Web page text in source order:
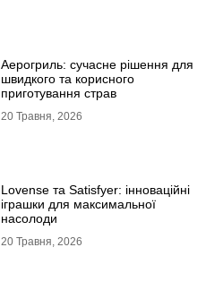
Аерогриль: сучасне рішення для
швидкого та корисного
приготування страв
20 Травня, 2026
Lovense та Satisfyer: інноваційні
іграшки для максимальної
насолоди
20 Травня, 2026